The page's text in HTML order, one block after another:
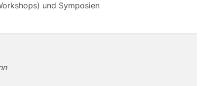
und Symposien